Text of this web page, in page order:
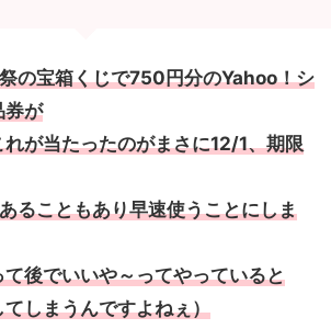
の宝箱くじで750円分のYahoo！シ
券が
が当たったのがまさに12/1、期限
ることもあり早速使うことにしま
後でいいや～ってやっていると
しまうんですよねぇ）